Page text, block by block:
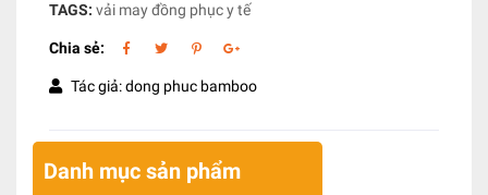
TAGS: vải may đồng phục y tế
Chia sẻ:
Tác giả: dong phuc bamboo
Danh mục sản phẩm